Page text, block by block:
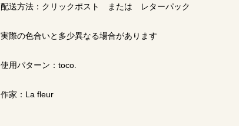
配送方法：クリックポスト または レターパック
実際の色合いと多少異なる場合があります
使用パターン：toco.
作家：La fleur